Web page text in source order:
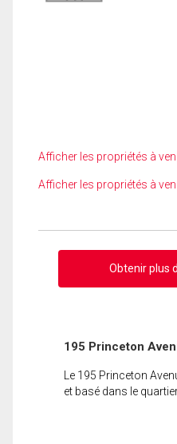
Afficher les propriétés à
Afficher les propriétés à
Obtenir plus
195 Princeton
Le 195 Princeton
et basé dans le